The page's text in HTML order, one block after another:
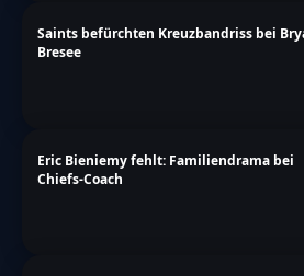
Saints befürchten Kreuzbandriss bei
Bresee
Eric Bieniemy fehlt: Familiendrama bei
Chiefs-Coach